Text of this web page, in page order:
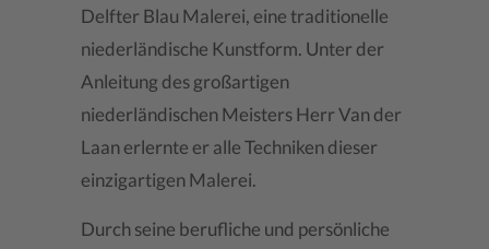
Delfter Blau Malerei, eine traditionelle
niederländische Kunstform. Unter der
Anleitung des großartigen
niederländischen Meisters Herr Van der
Laan erlernte er alle Techniken dieser
einzigartigen Malerei.
Durch seine berufliche und persönliche